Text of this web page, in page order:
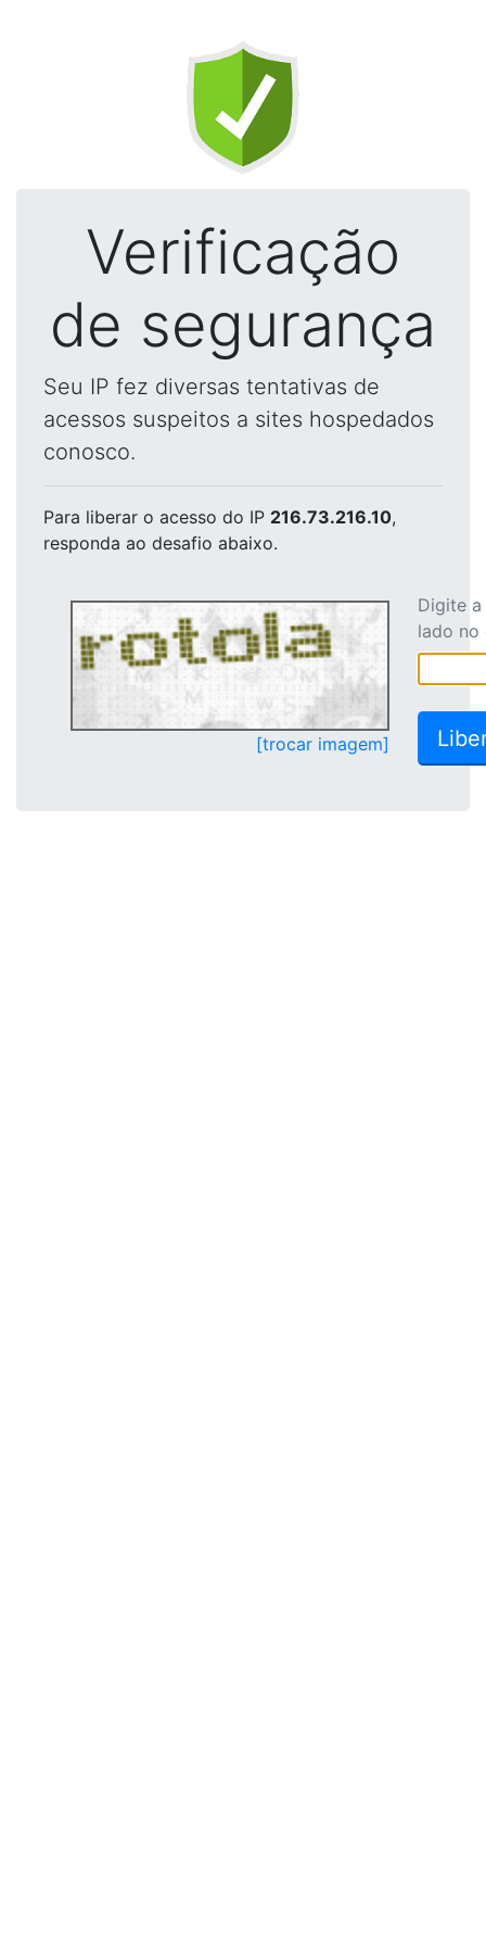
Verificação
de segurança
Seu IP fez diversas tentativas de
acessos suspeitos a sites hospedados
conosco.
Para liberar o acesso do IP 216.73.216.10,
responda ao desafio abaixo.
[trocar imagem]
Digite
lado no